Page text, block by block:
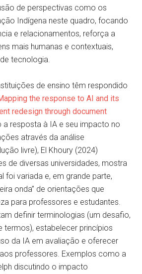
de perspectivas como os
Indígena neste quadro, focando
e relacionamentos, reforça a
mais humanas e contextuais,
tecnologia.
de ensino têm respondido
the response to AI and its
redesign through document
a resposta à IA e seu impacto no
através da análise
livre), El Khoury (2024)
de diversas universidades, mostra
foi variada e, em grande parte,
onda” de orientações que
para professores e estudantes.
definir terminologias (um desafio,
termos), estabelecer princípios
da IA em avaliação e oferecer
professores. Exemplos como a
discutindo o impacto